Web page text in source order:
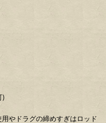
)
やドラグの締めすぎはロッド